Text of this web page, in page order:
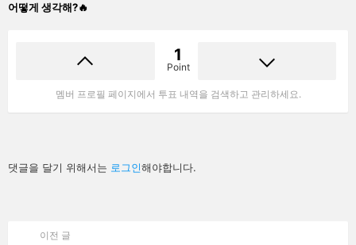
어떻게 생각해?🔥
1
Point
멤버 프로필 페이지에서 투표 내역을 검색하고 관리하세요.
답
글
댓글을 달기 위해서는 로그인해야합니다.
이전 글